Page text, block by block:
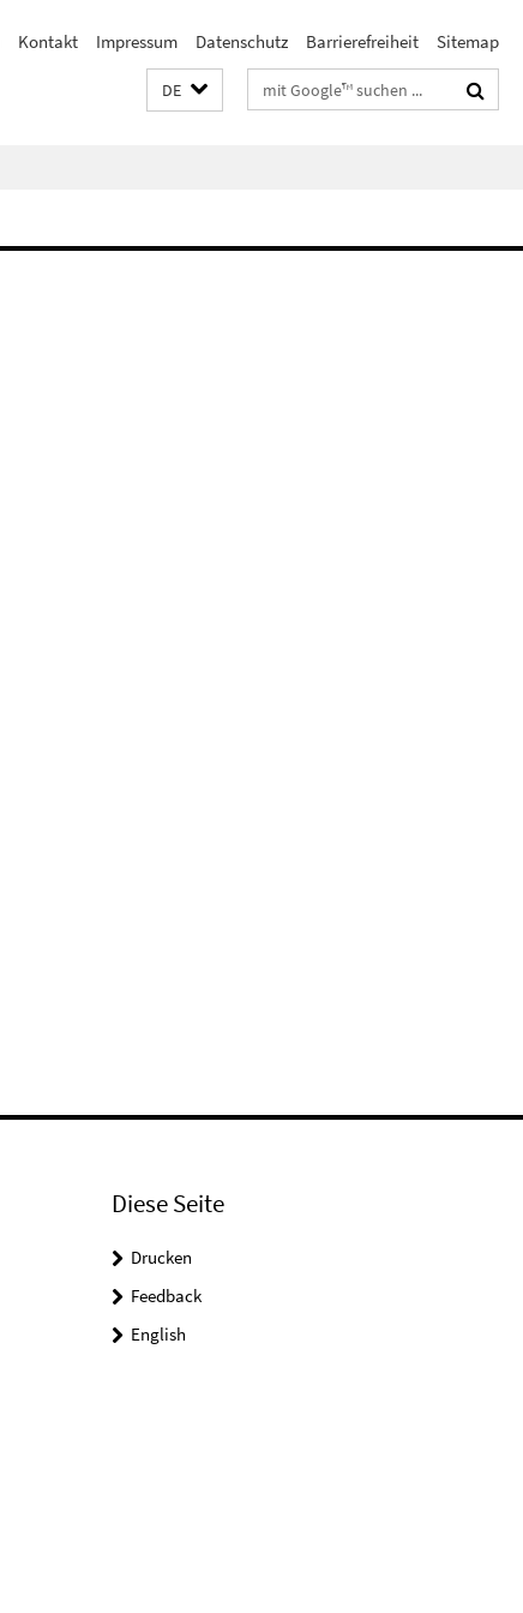
Kontakt Impressum Datenschutz Barrierefreiheit Sitemap
DE Suchbegriffe
Diese Seite
Drucken
Feedback
English